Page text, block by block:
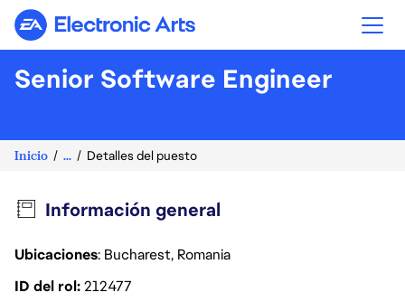
Electronic Arts
Senior Software Engineer
Inicio ... Detalles del puesto
Información general
Ubicaciones: Bucharest, Romania
ID del rol212477